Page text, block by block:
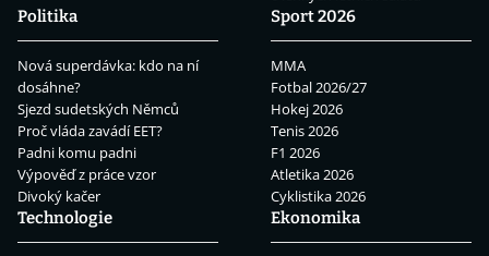
Politika
Nová superdávka: kdo na ní
dosáhne?
Sjezd sudetských Němců
Proč vláda zavádí EET?
Padni komu padni
Výpověď z práce vzor
Divoký kačer
Sport 2026
MMA
Fotbal 2026/27
Hokej 2026
Tenis 2026
F1 2026
Atletika 2026
Cyklistika 2026
Technologie
Ekonomika